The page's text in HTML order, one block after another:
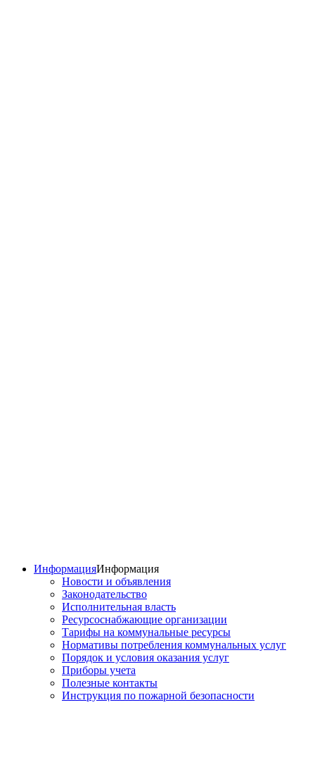
ИнформацияИнформация
Новости и объявления
Законодательство
Исполнительная власть
Ресурсоснабжающие организации
Тарифы на коммунальные ресурсы
Нормативы потребления коммунальных услуг
Порядок и условия оказания услуг
Приборы учета
Полезные контакты
Инструкция по пожарной безопасности